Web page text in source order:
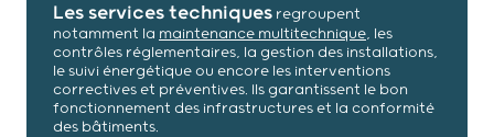
Les services techniques regroupent
notamment la maintenance multitechnique, les
contrôles réglementaires, la gestion des installations,
le suivi énergétique ou encore les interventions
correctives et préventives. Ils garantissent le bon
fonctionnement des infrastructures et la conformité
des bâtiments.